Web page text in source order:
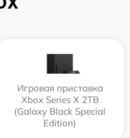
Игровая приставка
Xbox Series X 2TB
(Galaxy Black Special
Edition)